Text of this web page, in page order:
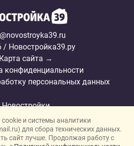
/ Новостройка39.ру
Карта сайта →
конфиденциальности
персональных данных
Новостройки
Застройщики
Ипотека
и системы аналитики
для сбора технических данных.
сайт лучше. Продолжая работу с